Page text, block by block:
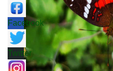
Facebook
Twitter